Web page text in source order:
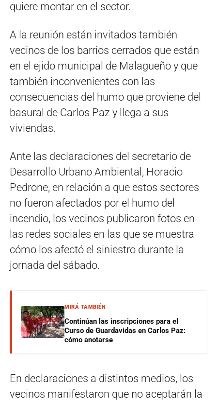
quiere montar en el sector.
A la reunión están invitados también
vecinos de los barrios cerrados que están
en el ejido municipal de Malagueño y que
también inconvenientes con las
consecuencias del humo que proviene del
basural de Carlos Paz y llega a sus
viviendas.
Ante las declaraciones del secretario de
Desarrollo Urbano Ambiental, Horacio
Pedrone, en relación a que estos sectores
no fueron afectados por el humo del
incendio, los vecinos publicaron fotos en
las redes sociales en las que se muestra
cómo los afectó el siniestro durante la
jornada del sábado.
MIRÁ TAMBIÉN
Continúan las inscripciones para el
Curso de Guardavidas en Carlos Paz:
cómo anotarse
En declaraciones a distintos medios, los
vecinos manifestaron que no aceptarán la